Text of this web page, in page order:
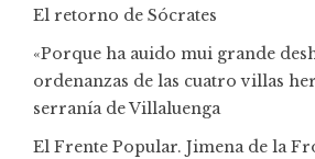
El retorno de Sócrates
«Porque ha auido mui grande
ordenanzas de las cuatro villas
serranía de Villaluenga
El Frente Popular. Jimena de la